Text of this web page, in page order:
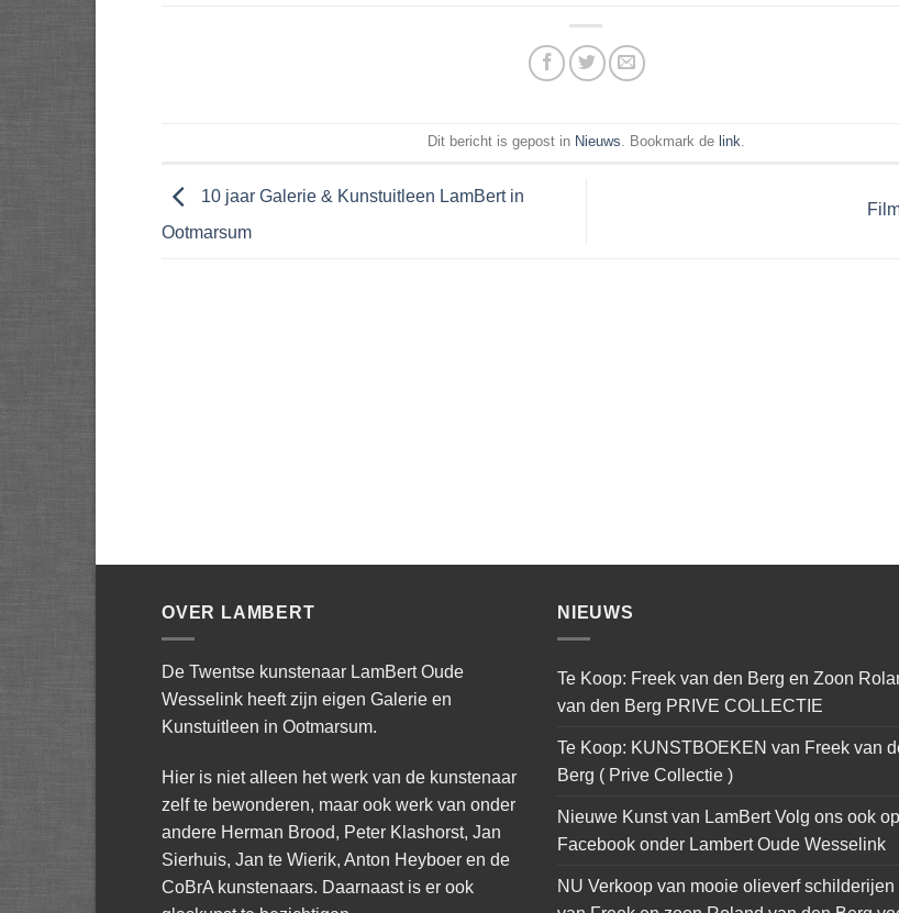
Dit bericht is gepost in Nieuws . Bookmark de link
10 jaar Galerie & Kunstuitleen LamBert in
Ootmarsum
OVER LAMBERT
De Twentse kunstenaar LamBert Oude
Wesselink heeft zijn eigen Galerie en
Kunstuitleen in Ootmarsum.
Hier is niet alleen het werk van de kunstenaar
zelf te bewonderen, maar ook werk van onder
andere Herman Brood, Peter Klashorst, Jan
Sierhuis, Jan te Wierik, Anton Heyboer en de
CoBrA kunstenaars. Daarnaast is er ook
NIEUWS
Te Koop: Freek van den Berg en Zoon
van den Berg PRIVE COLLECTIE
Te Koop: KUNSTBOEKEN van Freek van
Berg ( Prive Collectie )
Nieuwe Kunst van LamBert Volg ons ook op
Facebook onder Lambert Oude Wesselink
NU Verkoop van mooie olieverf schilderijen